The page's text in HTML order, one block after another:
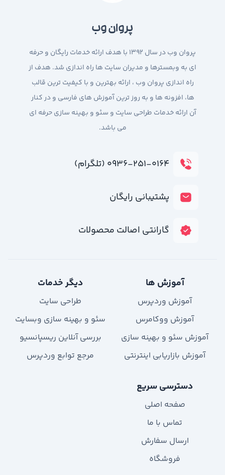
پروان وب
پروان وب در سال 1392 با هدف ارائه خدمات رایگان و حرفه
ای به وبمسترها و مدیران سایت ها راه اندازی شد. هدف از
راه اندازی پروان وب ، ارائه بهترین و با کیفیت ترین قالب
ها، افزونه ها و به روز ترین آموزش های فارسی و در کنار
آن ارائه خدمات طراحی سایت و سئو و بهینه سازی حرفه ای
می باشد.
۰۹۳۶-۲۵۱-۰۱۶۴ (تلگرام)
پشتیبانی رایگان
گارانتی اصالت محصولات
آموزش ها
آموزش وردپرس
آموزش ووکامرس
آموزش سئو و بهینه سازی
آموزش بازاریابی اینترنتی
دیگر خدمات
طراحی سایت
سئو و بهینه سازی وبسایت
بررسی آنلاین ریسپانسیو
مرجع توابع وردپرس
دسترسی سریع
صفحه اصلی
تماس با ما
ارسال سفارش
فروشگاه